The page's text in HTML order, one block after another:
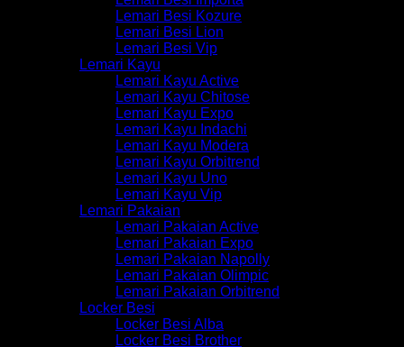
Lemari Besi Kozure
Lemari Besi Lion
Lemari Besi Vip
Lemari Kayu
Lemari Kayu Active
Lemari Kayu Chitose
Lemari Kayu Expo
Lemari Kayu Indachi
Lemari Kayu Modera
Lemari Kayu Orbitrend
Lemari Kayu Uno
Lemari Kayu Vip
Lemari Pakaian
Lemari Pakaian Active
Lemari Pakaian Expo
Lemari Pakaian Napolly
Lemari Pakaian Olimpic
Lemari Pakaian Orbitrend
Locker Besi
Locker Besi Alba
Locker Besi Brother